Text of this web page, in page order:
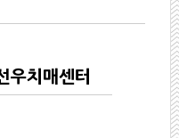
우치매센터